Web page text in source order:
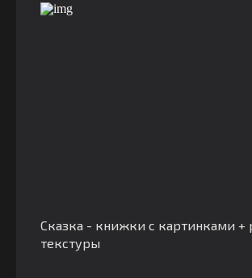
Сказка - книжки с картинками +
текстуры